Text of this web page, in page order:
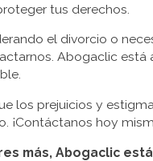
tus derechos.
el divorcio o
Abogaclic está
los prejuicios y
¡Contáctanos hoy
más, Abogaclic